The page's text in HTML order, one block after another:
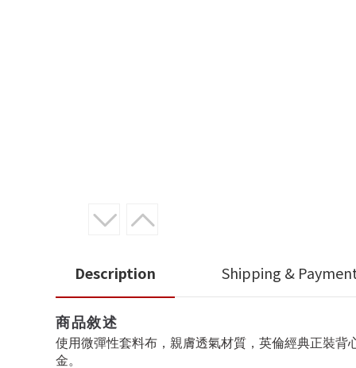
Description Shipping &
商品敘述
使用微彈性套料布，親膚透氣材質，英倫經典正裝
金。